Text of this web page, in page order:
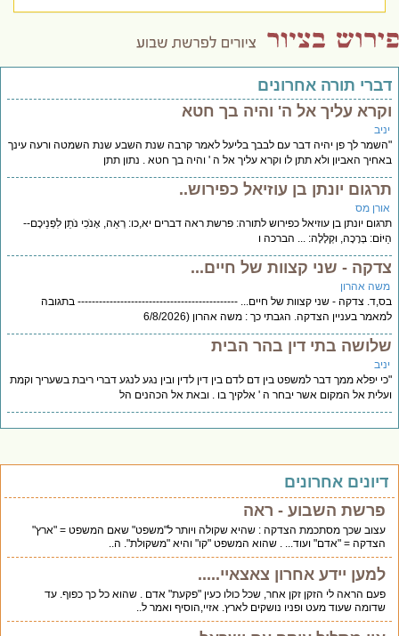
דברי תורה אחרונים
וקרא עליך אל ה' והיה בך חטא
יניב
"השמר לך פן יהיה דבר עם לבבך בליעל לאמר קרבה שנת השבע שנת השמטה ורעה עינך
באחיך האביון ולא תתן לו וקרא עליך אל ה ' והיה בך חטא . נתון תתן
תרגום יונתן בן עוזיאל כפירוש..
אורן מס
תרגום יונתן בן עוזיאל כפירוש לתורה: פרשת ראה דברים יא,כו: רְאֵה, אָנֹכִי נֹתֵן לִפְנֵיכֶם--
הַיּוֹם: בְּרָכָה, וּקְלָלָה: ... הברכה ו
צדקה - שני קצוות של חיים...
משה אהרון
בס,ד. צדקה - שני קצוות של חיים... --------------------------------------------- בתגובה
למאמר בעניין הצדקה. הגבתי כך : משה אהרון (6/8/2026
שלושה בתי דין בהר הבית
יניב
"כי יפלא ממך דבר למשפט בין דם לדם בין דין לדין ובין נגע לנגע דברי ריבת בשעריך וקמת
ועלית אל המקום אשר יבחר ה ' אלקיך בו . ובאת אל הכהנים הל
דיונים אחרונים
פרשת השבוע - ראה
עצוב שכך מסתכמת הצדקה : שהיא שקולה ויותר ל"משפט" שאם המשפט = "ארץ"
הצדקה = "אדם" ועוד... . שהוא המשפט "קו" והיא "משקולת". ה..
למען יידע אחרון צאצאיי.....
פעם הראה לי הזקן זקן אחר, שכל כולו כעין "פקעת" אדם . שהוא כל כך כפוף. עד
שדומה שעוד מעט ופניו נושקים לארץ. אזיי,הוסיף ואמר ל..